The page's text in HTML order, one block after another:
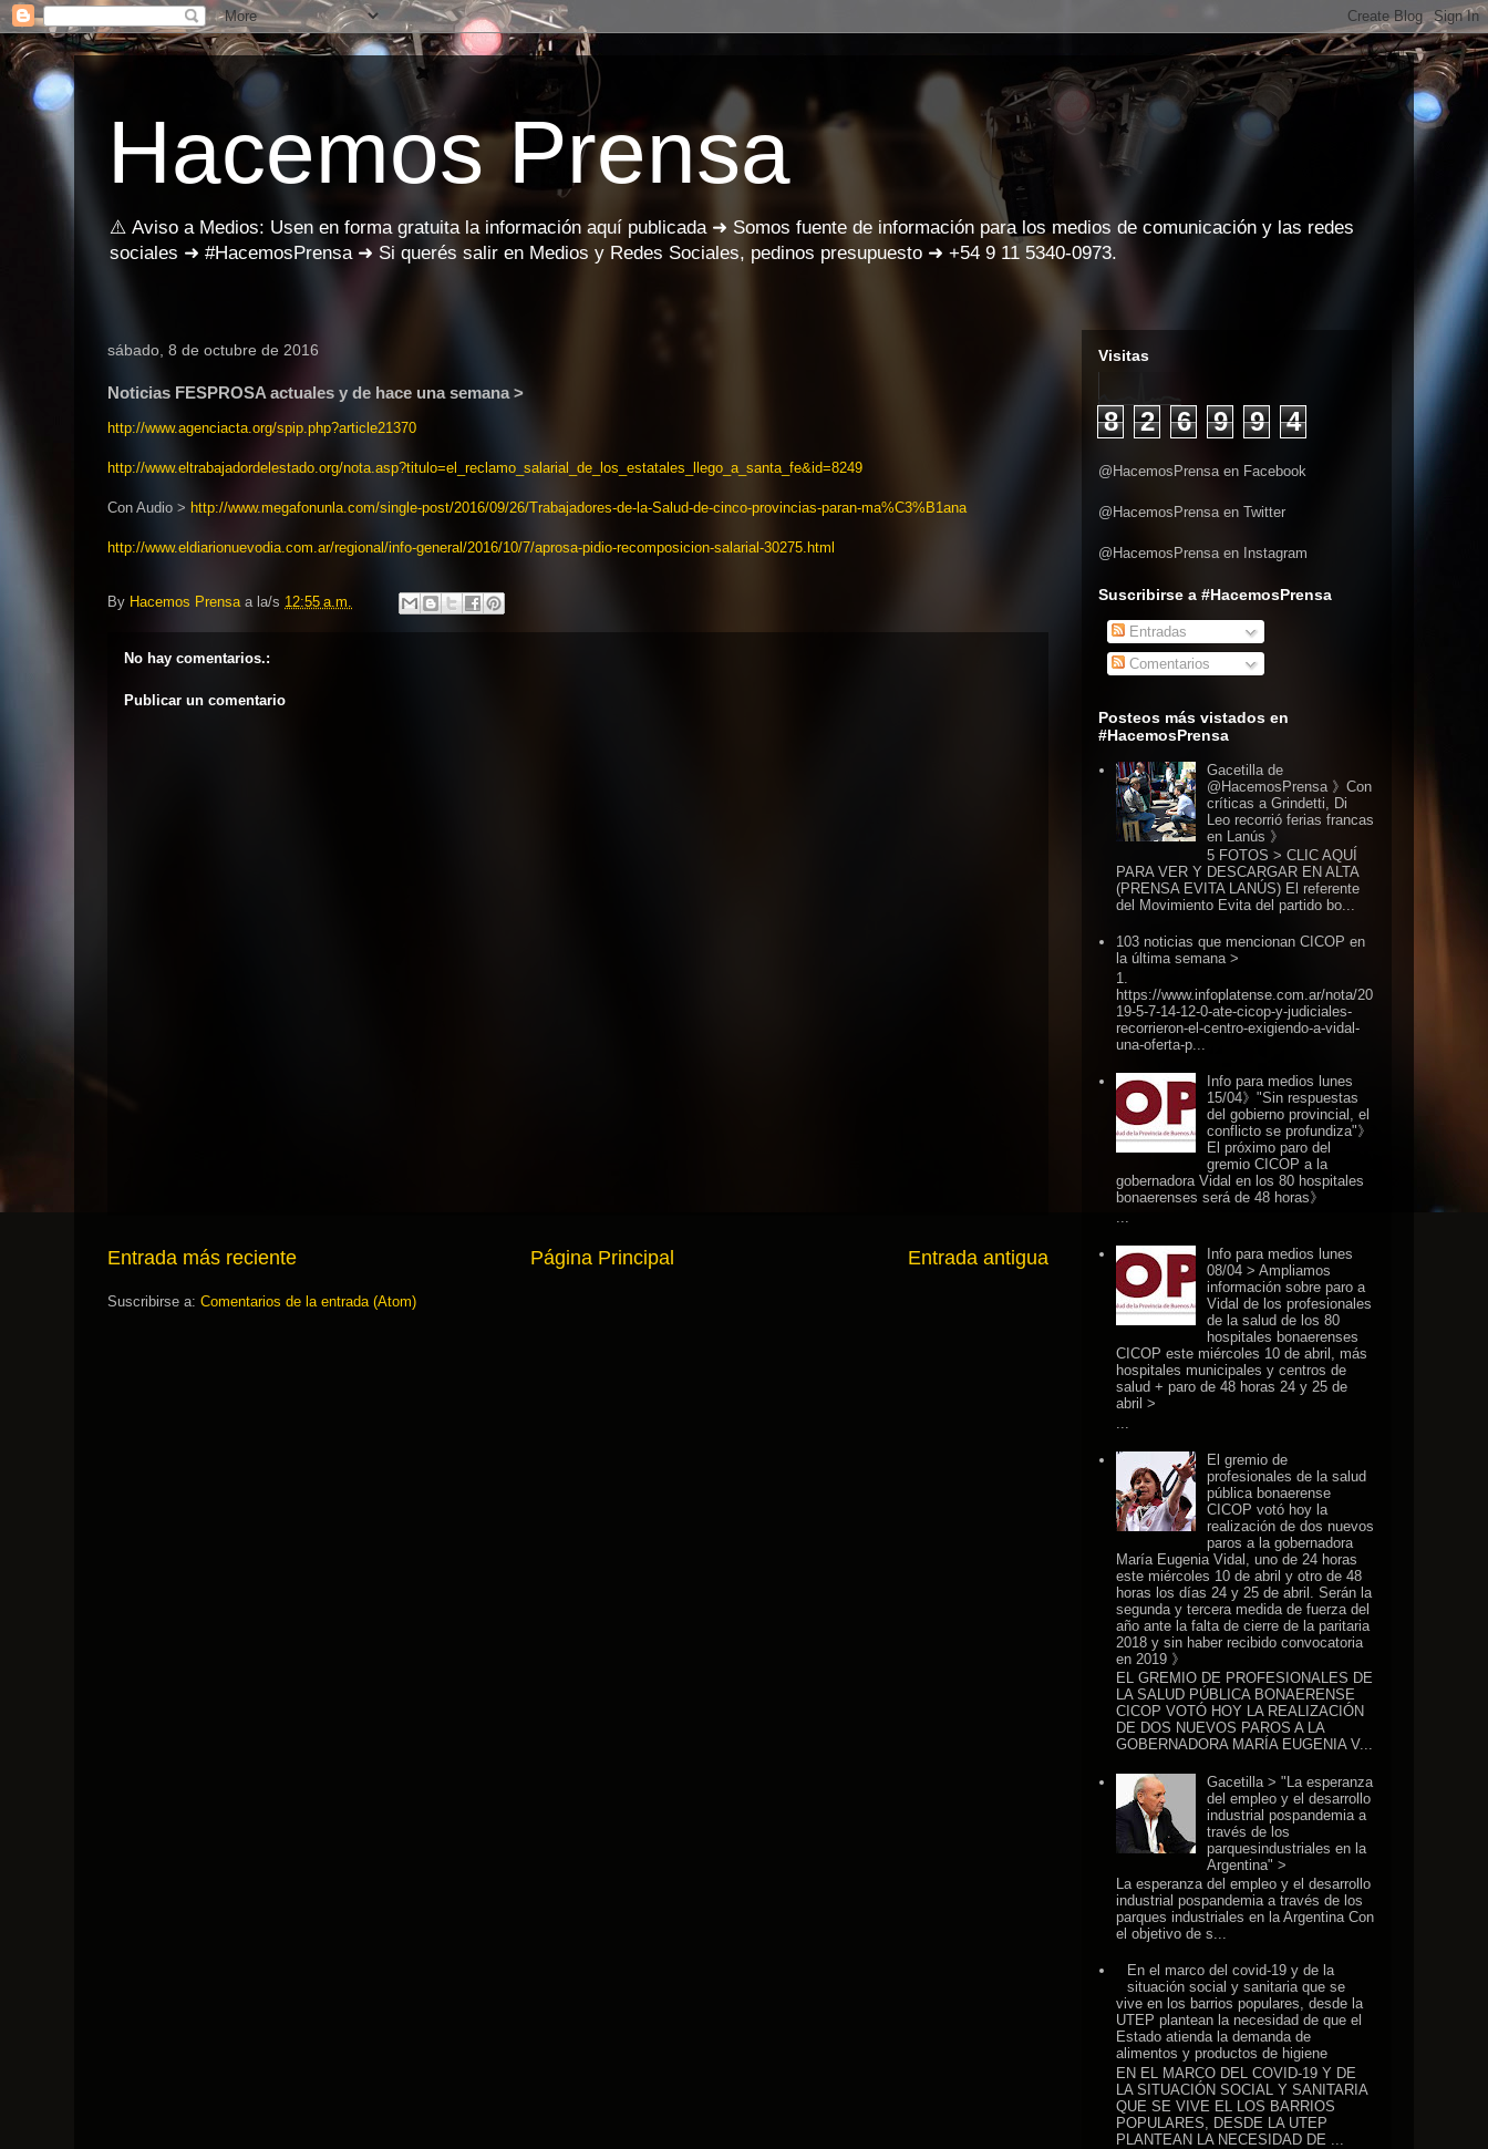
Hacemos Prensa
⚠️ Aviso a Medios: Usen en forma gratuita la información aquí publicada ➜ Somos fuente de información para los medios de comunicación y las redes
sociales ➜ #HacemosPrensa ➜ Si querés salir en Medios y Redes Sociales, pedinos presupuesto ➜ +54 9 11 5340-0973.
sábado, 8 de octubre de 2016
Noticias FESPROSA actuales y de hace una semana >
http://www.agenciacta.org/spip.php?article21370
http://www.eltrabajadordelestado.org/nota.asp?titulo=el_reclamo_salarial_de_los_estatales_llego_a_santa_fe&id=8249
Con Audio > http://www.megafonunla.com/single-post/2016/09/26/Trabajadores-de-la-Salud-de-cinco-provincias-paran-ma%C3%B1ana
http://www.eldiarionuevodia.com.ar/regional/info-general/2016/10/7/aprosa-pidio-recomposicion-salarial-30275.html
By Hacemos Prensa a la/s 12:55 a.m.
No hay comentarios.:
Publicar un comentario
Entrada más reciente Entrada antigua
Página Principal
Suscribirse a: Comentarios de la entrada (Atom)
Visitas
8 2 6 9 9 4
@HacemosPrensa en Facebook
@HacemosPrensa en Twitter
@HacemosPrensa en Instagram
Suscribirse a #HacemosPrensa
Entradas
Comentarios
Posteos más vistados en
#HacemosPrensa
Gacetilla de
@HacemosPrensa 》Con
críticas a Grindetti, Di
Leo recorrió ferias francas
en Lanús 》
5 FOTOS > CLIC AQUÍ
PARA VER Y DESCARGAR EN ALTA
(PRENSA EVITA LANÚS) El referente
del Movimiento Evita del partido bo...
103 noticias que mencionan CICOP en
la última semana >
1.
https://www.infoplatense.com.ar/nota/20
19-5-7-14-12-0-ate-cicop-y-judiciales-
recorrieron-el-centro-exigiendo-a-vidal-
una-oferta-p...
Info para medios lunes
15/04》"Sin respuestas
del gobierno provincial, el
conflicto se profundiza"》
El próximo paro del
gremio CICOP a la
gobernadora Vidal en los 80 hospitales
bonaerenses será de 48 horas》
Info para medios lunes
08/04 > Ampliamos
información sobre paro a
Vidal de los profesionales
de la salud de los 80
hospitales bonaerenses
CICOP este miércoles 10 de abril, más
hospitales municipales y centros de
salud + paro de 48 horas 24 y 25 de
abril >
El gremio de
profesionales de la salud
pública bonaerense
CICOP votó hoy la
realización de dos nuevos
paros a la gobernadora
María Eugenia Vidal, uno de 24 horas
este miércoles 10 de abril y otro de 48
horas los días 24 y 25 de abril. Serán la
segunda y tercera medida de fuerza del
año ante la falta de cierre de la paritaria
2018 y sin haber recibido convocatoria
en 2019 》
EL GREMIO DE PROFESIONALES DE
LA SALUD PÚBLICA BONAERENSE
CICOP VOTÓ HOY LA REALIZACIÓN
DE DOS NUEVOS PAROS A LA
GOBERNADORA MARÍA EUGENIA V...
Gacetilla > "La esperanza
del empleo y el desarrollo
industrial pospandemia a
través de los
parquesindustriales en la
Argentina" >
La esperanza del empleo y el desarrollo
industrial pospandemia a través de los
parques industriales en la Argentina Con
el objetivo de s...
En el marco del covid-19 y de la
situación social y sanitaria que se
vive en los barrios populares, desde la
UTEP plantean la necesidad de que el
Estado atienda la demanda de
alimentos y productos de higiene
EN EL MARCO DEL COVID-19 Y DE
LA SITUACIÓN SOCIAL Y SANITARIA
QUE SE VIVE EL LOS BARRIOS
POPULARES, DESDE LA UTEP
PLANTEAN LA NECESIDAD DE ...